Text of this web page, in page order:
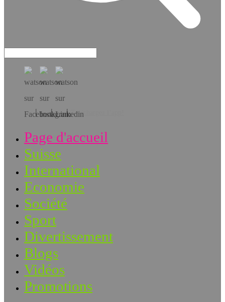
Téléchargez l’app!
Page d'accueil
Suisse
International
Economie
Société
Sport
Divertissement
Blogs
Vidéos
Promotions